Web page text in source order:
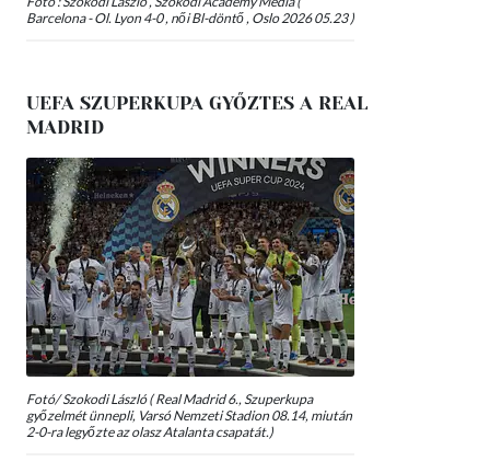
Barcelona - Ol. Lyon 4-0 , női Bl-döntő , Oslo 2026 05.23 )
UEFA SZUPERKUPA GYŐZTES A REAL
MADRID
Fotó/ Szokodi László ( Real Madrid 6., Szuperkupa
győzelmét ünnepli, Varsó Nemzeti Stadion 08.14, miután
2-0-ra legyőzte az olasz Atalanta csapatát.)